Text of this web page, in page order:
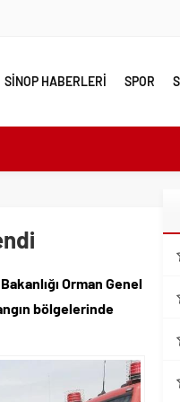
SİNOP HABERLERİ SPOR
Orman Genel
bölgelerinde